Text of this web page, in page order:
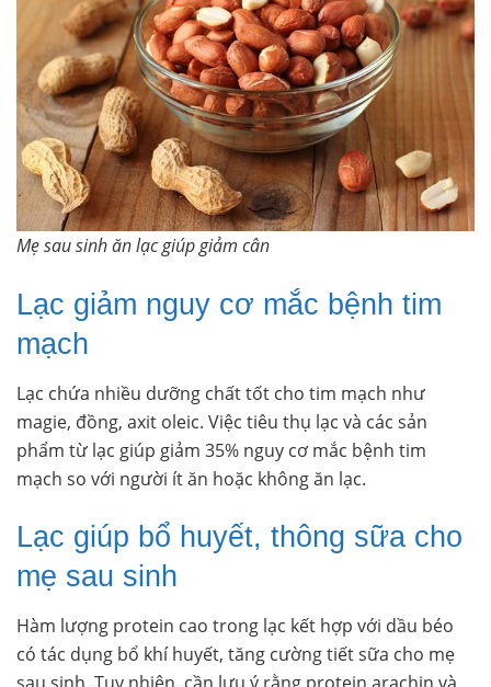
Mẹ sau sinh ăn lạc giúp giảm cân
Lạc giảm nguy cơ mắc bệnh tim
mạch
Lạc chứa nhiều dưỡng chất tốt cho tim mạch như
magie, đồng, axit oleic. Việc tiêu thụ lạc và các sản
phẩm từ lạc giúp giảm 35% nguy cơ mắc bệnh tim
mạch so với người ít ăn hoặc không ăn lạc.
Lạc giúp bổ huyết, thông sữa cho
mẹ sau sinh
Hàm lượng protein cao trong lạc kết hợp với dầu béo
có tác dụng bổ khí huyết, tăng cường tiết sữa cho mẹ